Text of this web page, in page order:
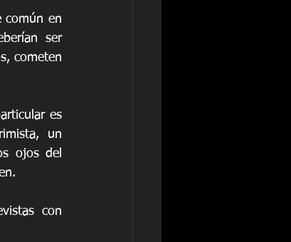
común en
ser
cometen
es
un
ojos del
con